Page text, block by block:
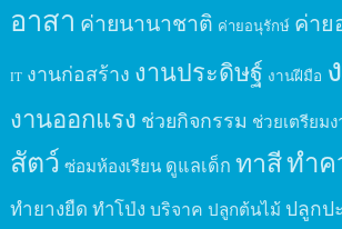
อาสา ค่ายนานาชาติ ค่ายอนุรักษ์ ค่าย
IT งานก่อสร้าง งานประดิษฐ์ งานฝีมือ
งานออกแรง ช่วยกิจกรรม ช่วยเตรียม
สัตว์ ซ่อมห้องเรียน ดูแลเด็ก ทาสีทำค
ทำยางยืด ทำโป่ง บริจาค ปลูกต้นไม้ ปลูกป